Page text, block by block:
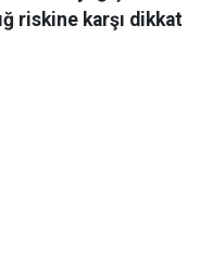
riskine karşı dikkat